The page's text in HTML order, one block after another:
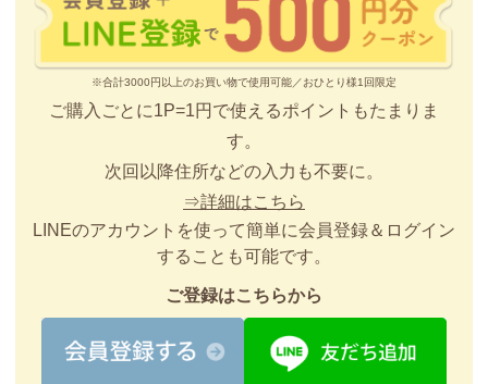
※合計3000円以上のお買い物で使用可能／おひとり様1回限定
ご購入ごとに1P=1円で使えるポイントもたまりま
す。
次回以降住所などの入力も不要に。
⇒詳細はこちら
LINEのアカウントを使って簡単に会員登録＆ログイン
することも可能です。
ご登録はこちらから